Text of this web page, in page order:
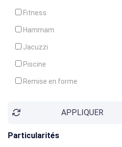
Fitness
Hammam
Jacuzzi
Piscine
Remise en forme
Soins du corpsAPPLIQUER
Particularités